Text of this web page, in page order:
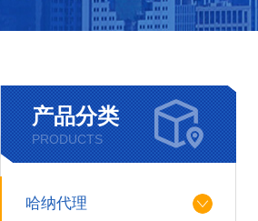
产品分类
PRODUCTS
哈纳代理